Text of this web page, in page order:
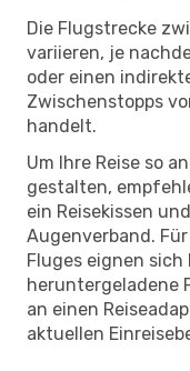
Die Flugstrecke
variieren, je
oder einen
Zwischenstopps
handelt.
Um Ihre Reise so
gestalten,
ein Reisekissen
Augenverband.
Fluges eignen
heruntergeladene
an einen
aktuellen